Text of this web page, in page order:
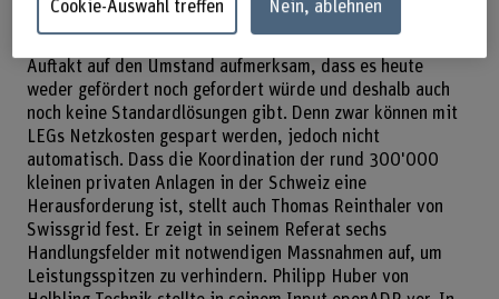
dass sie auch die Stromnetze entlasten? Christof Bucher,
Auftakt auf den Umstand aufmerksam, dass es heute
weder gefördert noch gefordert würde und deshalb auch
noch keine Standardlösungen gibt. Denn zwar können mit
LEGs Netzkosten gespart werden, jedoch nicht
automatisch. Dass die Koordination der rund 300'000
kleinen privaten Anlagen in der Schweiz eine
Herausforderung ist, stellt auch Thomas Reinthaler von
Swissgrid fest. Er zeigt in seinem Referat sechs
Handlungsfelder mit notwendigen Massnahmen auf, um
Leistungsspitzen zu verhindern. Philipp Huber von
Cookie-Auswahl treffen Nein, ablehnen